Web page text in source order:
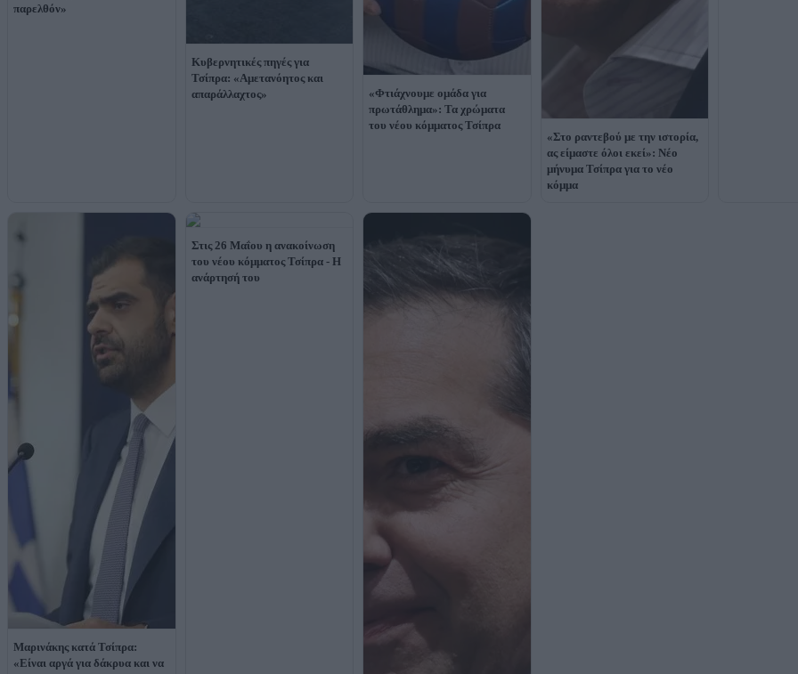
παρελθόν»
Κυβερνητικές πηγές για
Τσίπρα: «Αμετανόητος και
απαράλλαχτος»
«Φτιάχνουμε ομάδα για
πρωτάθλημα»: Τα χρώματα
του νέου κόμματος Τσίπρα
«Στο ραντεβού με την ιστορία,
ας είμαστε όλοι εκεί»: Νέο
μήνυμα Τσίπρα για το νέο
κόμμα
Μαρινάκης κατά Τσίπρα:
«Είναι αργά για δάκρυα και να
Στις 26 Μαΐου η ανακοίνωση
του νέου κόμματος Τσίπρα - Η
ανάρτησή του